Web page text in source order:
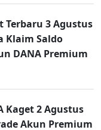
Terbaru 3 Agustus
Klaim Saldo
DANA Premium
Kaget 2 Agustus
Akun Premium